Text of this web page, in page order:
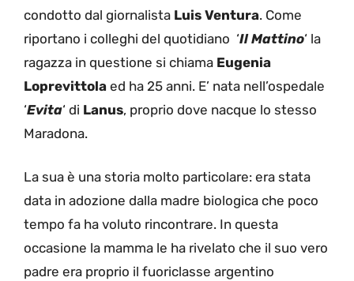
condotto dal giornalista Luis Ventura. Come
riportano i colleghi del quotidiano ‘Il Mattino‘ la
ragazza in questione si chiama Eugenia
Loprevittola ed ha 25 anni. E’ nata nell’ospedale
‘Evita‘ di Lanus, proprio dove nacque lo stesso
Maradona.
La sua è una storia molto particolare: era stata
data in adozione dalla madre biologica che poco
tempo fa ha voluto rincontrare. In questa
occasione la mamma le ha rivelato che il suo vero
padre era proprio il fuoriclasse argentino